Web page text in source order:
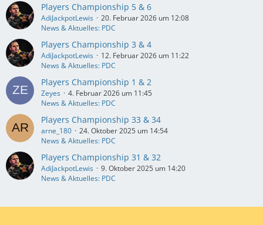
Players Championship 5 & 6
AdiJackpotLewis
20. Februar 2026 um 12:08
News & Aktuelles: PDC
Players Championship 3 & 4
AdiJackpotLewis
12. Februar 2026 um 11:22
News & Aktuelles: PDC
Players Championship 1 & 2
Zeyes
4. Februar 2026 um 11:45
News & Aktuelles: PDC
Players Championship 33 & 34
arne_180
24. Oktober 2025 um 14:54
News & Aktuelles: PDC
Players Championship 31 & 32
AdiJackpotLewis
9. Oktober 2025 um 14:20
News & Aktuelles: PDC